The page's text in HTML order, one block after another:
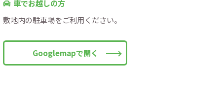
車でお越しの方
敷地内の駐車場をご利用ください。
Googlemapで開く